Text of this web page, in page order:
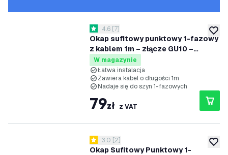
dodaj
Okap sufitowy punktowy 1-fazowy
z kablem 1m – złącze GU10 –
czarny
otwórz panel recenzji
4.6 Gwiazdki oceny
4.6 [7]
W magazynie
Łatwa instalacja
Zawiera kabel o długości 1m
Nadaje się do szyn 1-fazowych
79zł z VAT
Okap Sufitowy Punktowy 1-
otwórz panel recenzji
3 Gwiazdki oceny
3.0 [2]